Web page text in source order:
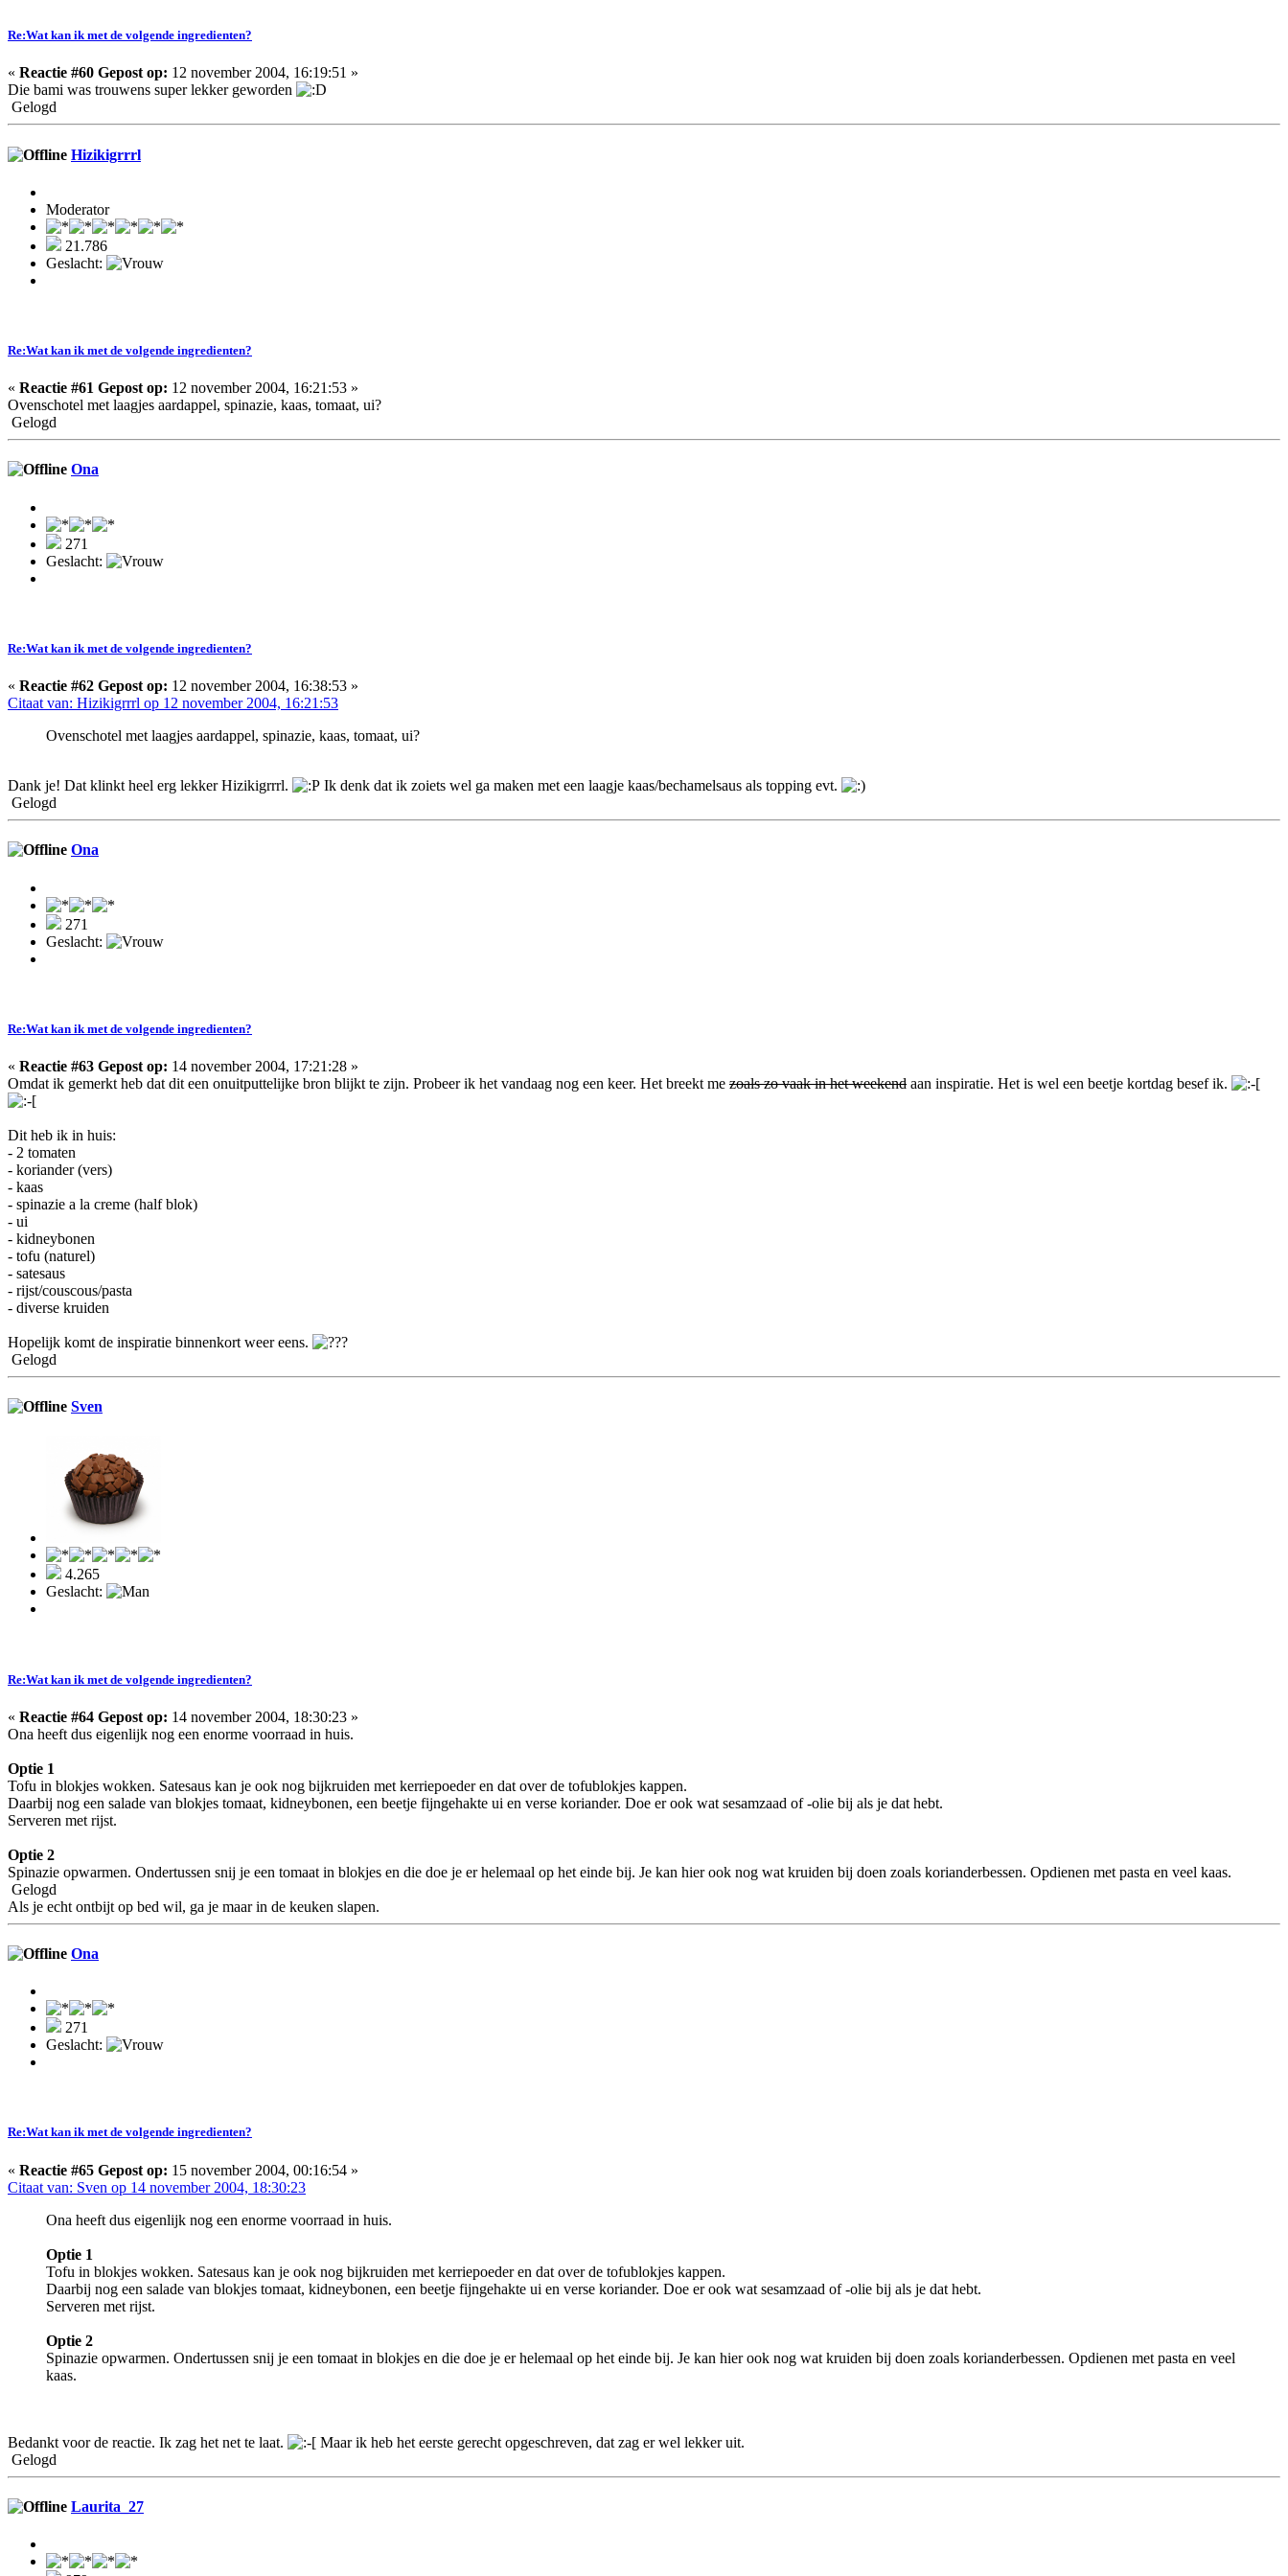
Re:Wat kan ik met de volgende ingredienten?
« Reactie #60 Gepost op: 12 november 2004, 16:19:51 »
Die bami was trouwens super lekker geworden
Gelogd
Hizikigrrrl
Moderator
21.786
Geslacht:
Re:Wat kan ik met de volgende ingredienten?
« Reactie #61 Gepost op: 12 november 2004, 16:21:53 »
Ovenschotel met laagjes aardappel, spinazie, kaas, tomaat, ui?
Gelogd
Ona
271
Geslacht:
Re:Wat kan ik met de volgende ingredienten?
« Reactie #62 Gepost op: 12 november 2004, 16:38:53 »
Citaat van: Hizikigrrrl op 12 november 2004, 16:21:53
Ovenschotel met laagjes aardappel, spinazie, kaas, tomaat, ui?
Dank je! Dat klinkt heel erg lekker Hizikigrrrl.
Ik denk dat ik zoiets wel ga maken met een laagje kaas/bechamelsaus als topping evt.
Gelogd
Ona
271
Geslacht:
Re:Wat kan ik met de volgende ingredienten?
« Reactie #63 Gepost op: 14 november 2004, 17:21:28 »
Omdat ik gemerkt heb dat dit een onuitputtelijke bron blijkt te zijn. Probeer ik het vandaag nog een keer. Het breekt me zoals zo vaak in het weekend aan inspiratie. Het is wel een beetje kortdag besef ik.
Dit heb ik in huis:
- 2 tomaten
- koriander (vers)
- kaas
- spinazie a la creme (half blok)
- ui
- kidneybonen
- tofu (naturel)
- satesaus
- rijst/couscous/pasta
- diverse kruiden
Hopelijk komt de inspiratie binnenkort weer eens.
Gelogd
Sven
4.265
Geslacht:
Re:Wat kan ik met de volgende ingredienten?
« Reactie #64 Gepost op: 14 november 2004, 18:30:23 »
Ona heeft dus eigenlijk nog een enorme voorraad in huis.
Optie 1
Tofu in blokjes wokken. Satesaus kan je ook nog bijkruiden met kerriepoeder en dat over de tofublokjes kappen.
Daarbij nog een salade van blokjes tomaat, kidneybonen, een beetje fijngehakte ui en verse koriander. Doe er ook wat sesamzaad of -olie bij als je dat hebt.
Serveren met rijst.
Optie 2
Spinazie opwarmen. Ondertussen snij je een tomaat in blokjes en die doe je er helemaal op het einde bij. Je kan hier ook nog wat kruiden bij doen zoals korianderbessen. Opdienen met pasta en veel kaas.
Gelogd
Als je echt ontbijt op bed wil, ga je maar in de keuken slapen.
Ona
271
Geslacht:
Re:Wat kan ik met de volgende ingredienten?
« Reactie #65 Gepost op: 15 november 2004, 00:16:54 »
Citaat van: Sven op 14 november 2004, 18:30:23
Ona heeft dus eigenlijk nog een enorme voorraad in huis.
Optie 1
Tofu in blokjes wokken. Satesaus kan je ook nog bijkruiden met kerriepoeder en dat over de tofublokjes kappen.
Daarbij nog een salade van blokjes tomaat, kidneybonen, een beetje fijngehakte ui en verse koriander. Doe er ook wat sesamzaad of -olie bij als je dat hebt.
Serveren met rijst.
Optie 2
Spinazie opwarmen. Ondertussen snij je een tomaat in blokjes en die doe je er helemaal op het einde bij. Je kan hier ook nog wat kruiden bij doen zoals korianderbessen. Opdienen met pasta en veel
kaas.
Bedankt voor de reactie. Ik zag het net te laat.
Maar ik heb het eerste gerecht opgeschreven, dat zag er wel lekker uit.
Gelogd
Laurita_27